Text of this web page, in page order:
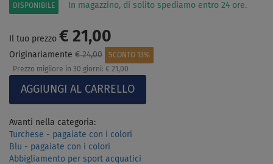
DISPONIBILE In magazzino, di solito spediamo entro 24 ore.
Il tuo prezzo € 21,00
Originariamente € 24,00
SCONTO 13%
Prezzo migliore in 30 giorni: € 21,00
Avanti nella categoria:
Turchese - pagaiate con i colori
Blu - pagaiate con i colori
Abbigliamento per sport acquatici